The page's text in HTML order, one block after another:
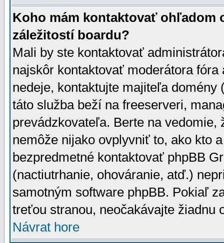
Koho mám kontaktovať ohľadom
záležitostí boardu?
Mali by ste kontaktovať
najskôr kontaktovať moderátora
nedeje, kontaktujte majiteľa
táto služba beží na freeserveri,
prevádzkovateľa. Berte na vedomie,
nemôže nijako ovplyvniť to, ako kto
bezpredmetné kontaktovať phpBB
(nactiutrhanie, ohováranie, atď.)
samotným software phpBB. Pokiaľ
treťou stranou, neočakávajte žiadnu
Návrat hore